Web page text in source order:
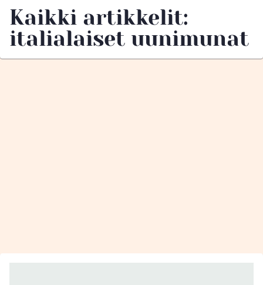
Kaikki artikkelit:
italialaiset uunimunat